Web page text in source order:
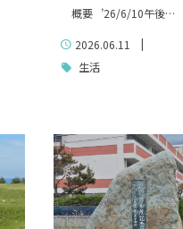
概要 ’26/6/10午後…
2026.06.11
|
生活